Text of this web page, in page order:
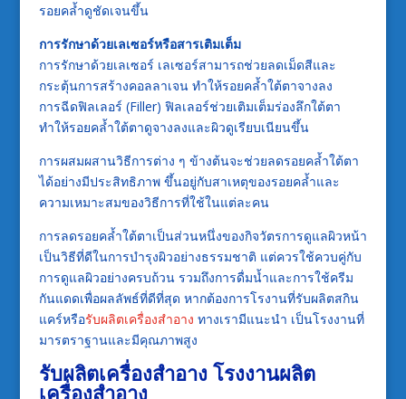
รอยคล้ำดูชัดเจนขึ้น
การรักษาด้วยเลเซอร์หรือสารเติมเต็ม
การรักษาด้วยเลเซอร์ เลเซอร์สามารถช่วยลดเม็ดสีและ
กระตุ้นการสร้างคอลลาเจน ทำให้รอยคล้ำใต้ตาจางลง
การฉีดฟิลเลอร์ (Filler) ฟิลเลอร์ช่วยเติมเต็มร่องลึกใต้ตา
ทำให้รอยคล้ำใต้ตาดูจางลงและผิวดูเรียบเนียนขึ้น
การผสมผสานวิธีการต่าง ๆ ข้างต้นจะช่วยลดรอยคล้ำใต้ตา
ได้อย่างมีประสิทธิภาพ ขึ้นอยู่กับสาเหตุของรอยคล้ำและ
ความเหมาะสมของวิธีการที่ใช้ในแต่ละคน
การลดรอยคล้ำใต้ตาเป็นส่วนหนึ่งของกิจวัตรการดูแลผิวหน้า
เป็นวิธีที่ดีในการบำรุงผิวอย่างธรรมชาติ แต่ควรใช้ควบคู่กับ
การดูแลผิวอย่างครบถ้วน รวมถึงการดื่มน้ำและการใช้ครีม
กันแดดเพื่อผลลัพธ์ที่ดีที่สุด หากต้องการโรงานที่รับผลิตสกิน
แคร์หรือรับผลิตเครื่องสำอาง ทางเรามีแนะนำ เป็นโรงงานที่
มารตราฐานและมีคุณภาพสูง
รับผลิตเครื่องสำอาง โรงงานผลิต
เครื่องสำอาง